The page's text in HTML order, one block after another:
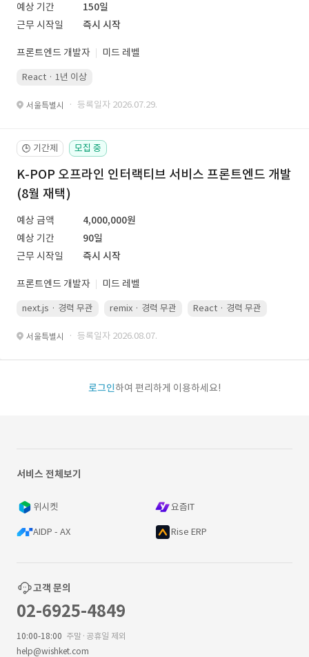
예상 기간
150일
근무 시작일
즉시 시작
프론트엔드 개발자 미드 레벨
React · 1년 이상
서울특별시 · 등록일자 2026.07.29.
🕒 기간제 모집 중
K-POP 오프라인 인터랙티브 서비스 프론트엔드 개발
(8월 재택)
예상 금액
4,000,000원
예상 기간
90일
근무 시작일
즉시 시작
프론트엔드 개발자 미드 레벨
next.js · 경력 무관 remix · 경력 무관 React · 경력 무관
서울특별시 · 등록일자 2026.08.07.
로그인하여 편리하게 이용하세요!
서비스 전체보기
위시켓 요즘IT
AIDP - AX Rise ERP
고객 문의
02-6925-4849
10:00-18:00 주말·공휴일 제외
help@wishket.com